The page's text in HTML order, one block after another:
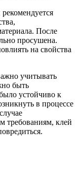
После
просушена.
на свойства
учитывать
быть
устойчиво к
в процессе
требованиям, клей